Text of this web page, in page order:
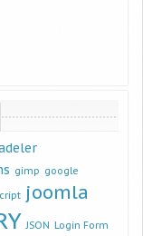
gimp google
joomla
JSON Login Form